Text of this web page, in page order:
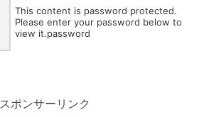
This content is password protected.
Please enter your password below to
view it.password
スポンサーリンク